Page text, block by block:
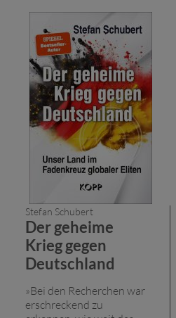
Stefan Schubert
Der geheime
Krieg gegen
Deutschland
»Bei den Recherchen war
erschreckend zu